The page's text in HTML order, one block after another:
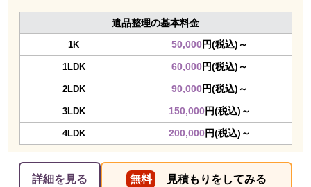
遺品整理の基本料金
1K 50,000円(税込)～
1LDK 60,000円(税込)～
2LDK 90,000円(税込)～
3LDK 150,000円(税込)～
4LDK 200,000円(税込)～
詳細を見る 無料 見積もりをしてみる